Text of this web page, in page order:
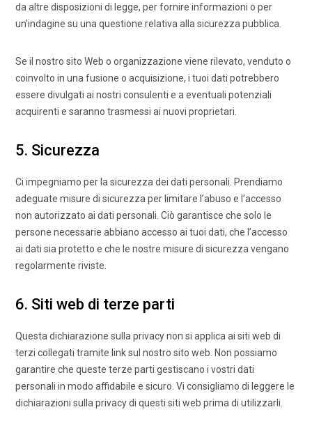
da altre disposizioni di legge, per fornire informazioni o per
un’indagine su una questione relativa alla sicurezza pubblica.
Se il nostro sito Web o organizzazione viene rilevato, venduto o
coinvolto in una fusione o acquisizione, i tuoi dati potrebbero
essere divulgati ai nostri consulenti e a eventuali potenziali
acquirenti e saranno trasmessi ai nuovi proprietari.
5. Sicurezza
Ci impegniamo per la sicurezza dei dati personali. Prendiamo
adeguate misure di sicurezza per limitare l’abuso e l’accesso
non autorizzato ai dati personali. Ciò garantisce che solo le
persone necessarie abbiano accesso ai tuoi dati, che l’accesso
ai dati sia protetto e che le nostre misure di sicurezza vengano
regolarmente riviste.
6. Siti web di terze parti
Questa dichiarazione sulla privacy non si applica ai siti web di
terzi collegati tramite link sul nostro sito web. Non possiamo
garantire che queste terze parti gestiscano i vostri dati
personali in modo affidabile e sicuro. Vi consigliamo di leggere le
dichiarazioni sulla privacy di questi siti web prima di utilizzarli.